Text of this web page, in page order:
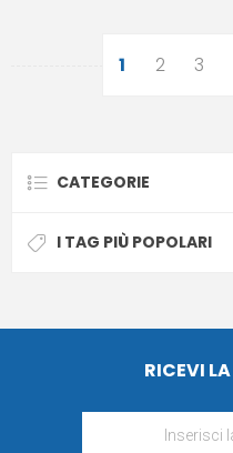
1 2 3
CATEGORIE
I TAG PIÙ POPOLARI
RICEVI